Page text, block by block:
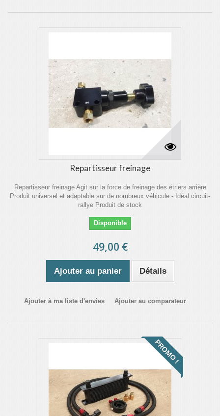
Repartisseur freinage
Repartisseur freinage Agit sur la force de freinage des étriers arrière
Produit universel et adaptable sur de nombreux véhicule - Idéal circuit-
rallye Produit de stock
Disponible
49,00 €
Ajouter au panier Détails
Ajouter à ma liste d'envies Ajouter au comparateur
PROMO !